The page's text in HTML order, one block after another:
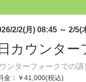
2/2(月) 08:45 ～ 2/5(
カウンター
ンターフォークでの講
金：￥41,000(税込)